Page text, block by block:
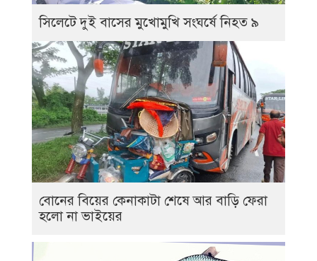
সিলেটে দুই বাসের মুখোমুখি সংঘর্ষে নিহত ৯
বোনের বিয়ের কেনাকাটা শেষে আর বাড়ি ফেরা
হলো না ভাইয়ের